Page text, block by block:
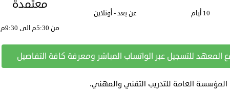
10 أيام عن بعد - أونلاين
معتمدة
من 5:30م الى 9:30م
المعهد للتسجيل عبر الواتساب المباشر ومعرفة كافة التفاصيل